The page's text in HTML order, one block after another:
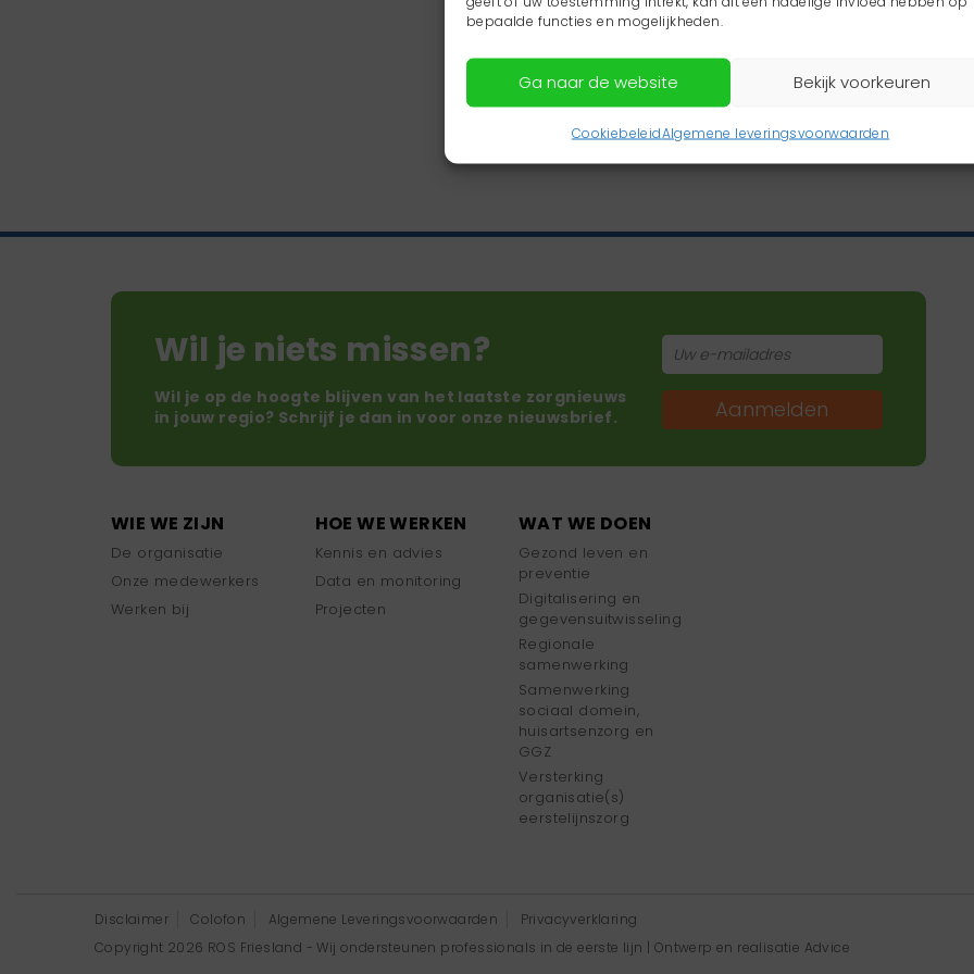
bepaalde functies en mogelijkheden.
Ga naar de website Bekijk voorkeuren
CookiebeleidAlgemene leveringsvoorwaarden
Wil je niets missen?
Wil je op de hoogte blijven van het laatste zorgnieuws
in jouw regio? Schrijf je dan in voor onze nieuwsbrief.
Aanmelden
WIE WE ZIJN
De organisatie
Onze medewerkers
Werken bij
HOE WE WERKEN
Kennis en advies
Data en monitoring
Projecten
WAT WE DOEN
Gezond leven en
preventie
Digitalisering en
gegevensuitwisseling
Regionale
samenwerking
Samenwerking
sociaal domein,
huisartsenzorg en
GGZ
Versterking
organisatie(s)
eerstelijnszorg
Disclaimer Colofon Algemene Leveringsvoorwaarden
Privacyverklaring
Copyright 2026 ROS Friesland - Wij ondersteunen professionals in de eerste lijn | Ontwerp en realisatie Advice